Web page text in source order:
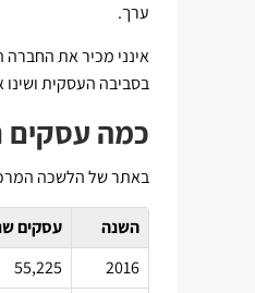
ערך.
אינני מכיר את
בסביבה העסקית ושינו
כמה עסקים
באתר של הלשכה
השנה עסקים
2016
55,225